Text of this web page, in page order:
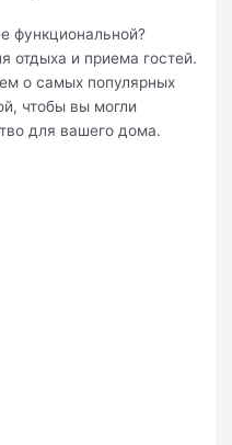
функциональной?
отдыха и приема гостей.
о самых популярных
чтобы вы могли
для вашего дома.